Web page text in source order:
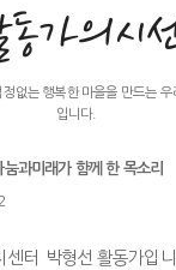
가의시
없는 행복한 마을을 만드는 우
입니다.
과미래가 함께 한 목소리
센터 박형선 활동가입